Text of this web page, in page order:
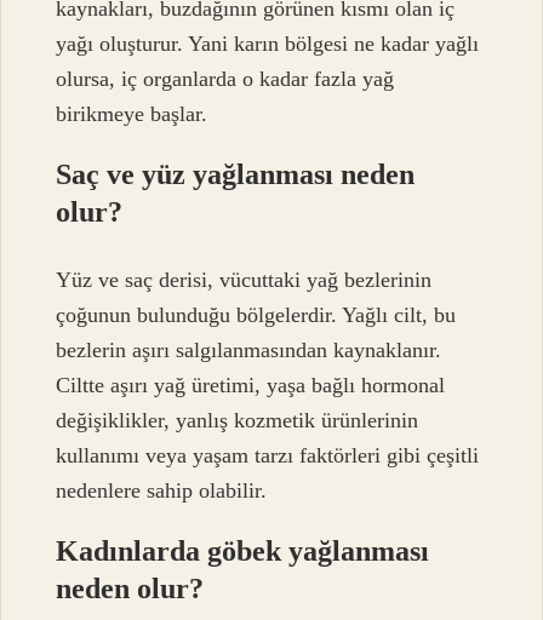
kaynakları, buzdağının görünen kısmı olan iç
yağı oluşturur. Yani karın bölgesi ne kadar yağlı
olursa, iç organlarda o kadar fazla yağ
birikmeye başlar.
Saç ve yüz yağlanması neden
olur?
Yüz ve saç derisi, vücuttaki yağ bezlerinin
çoğunun bulunduğu bölgelerdir. Yağlı cilt, bu
bezlerin aşırı salgılanmasından kaynaklanır.
Ciltte aşırı yağ üretimi, yaşa bağlı hormonal
değişiklikler, yanlış kozmetik ürünlerinin
kullanımı veya yaşam tarzı faktörleri gibi çeşitli
nedenlere sahip olabilir.
Kadınlarda göbek yağlanması
neden olur?